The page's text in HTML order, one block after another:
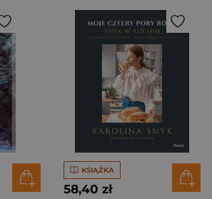
KSIĄŻKA
58,40 zł